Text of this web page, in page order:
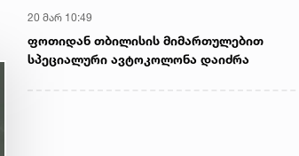
20 მარ 10:49
ფოთიდან თბილისის მიმართულებით
სპეციალური ავტოკოლონა დაიძრა